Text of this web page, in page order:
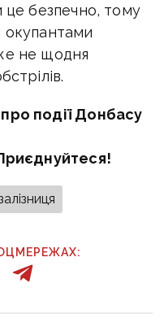
це безпечно, тому
окупантами
не щодня
події Донбасу